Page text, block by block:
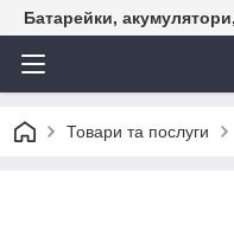
Батарейки,
Товари та послуги